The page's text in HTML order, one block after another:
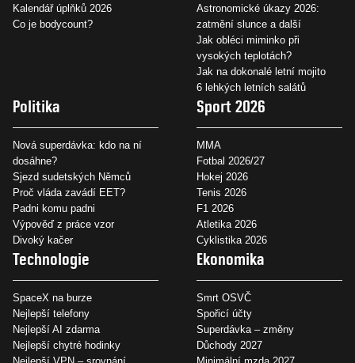
Kalendář úplňků 2026
Co je bodycount?
Astronomické úkazy 2026:
zatmění slunce a další
Jak obléci miminko při
vysokých teplotách?
Jak na dokonalé letní mojito
6 lehkých letních salátů
Politika
Nová superdávka: kdo na ní
dosáhne?
Sjezd sudetských Němců
Proč vláda zavádí EET?
Padni komu padni
Výpověď z práce vzor
Divoký kačer
Sport 2026
MMA
Fotbal 2026/27
Hokej 2026
Tenis 2026
F1 2026
Atletika 2026
Cyklistika 2026
Technologie
SpaceX na burze
Nejlepší telefony
Nejlepší AI zdarma
Nejlepší chytré hodinky
Ekonomika
Smrt OSVČ
Spořicí účty
Superdávka – změny
Důchody 2027